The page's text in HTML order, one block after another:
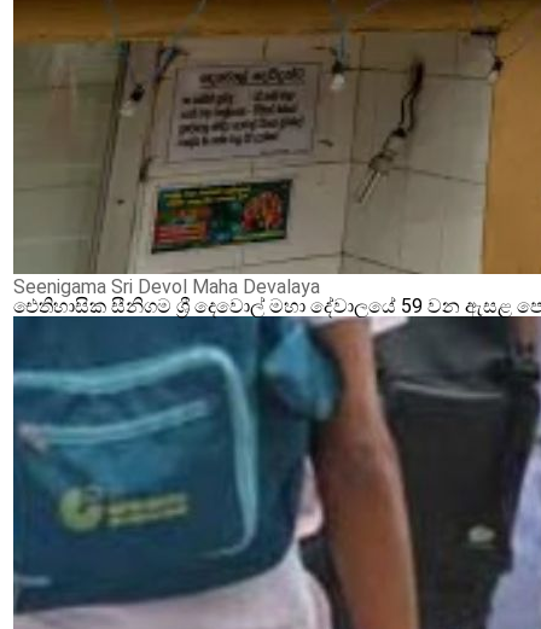
Seenigama Sri Devol Maha Devalaya
ඓතිහාසික සීනිගම ශ්‍රී දෙවොල් මහා දේවාලයේ 59 වන ඇසළ